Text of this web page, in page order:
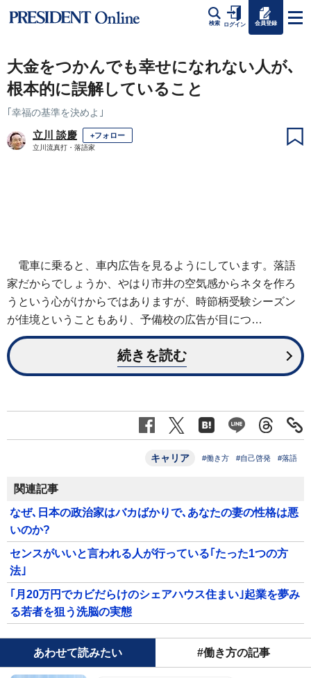
検索 ログイン 会員登録
大金をつかんでも幸せになれない人が､
根本的に誤解していること
｢幸福の基準を決めよ｣
立川 談慶 +フォロー
立川流真打・落語家
電車に乗ると、車内広告を見るようにしています。落語
家だからでしょうか、やはり市井の空気感からネタを作ろ
うという心がけからではありますが、時節柄受験シーズン
が佳境ということもあり、予備校の広告が目につ…
続きを読む
キャリア #働き方 #自己啓発 #落語
関連記事
なぜ､日本の政治家はバカばかりで､あなたの妻の性格は悪
いのか?
センスがいいと言われる人が行っている｢たった1つの方
法｣
｢月20万円でカビだらけのシェアハウス住まい｣起業を夢み
る若者を狙う洗脳の実態
あわせて読みたい #働き方の記事